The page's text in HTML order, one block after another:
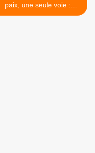
paix, une seule voie :
ouverture des frontières